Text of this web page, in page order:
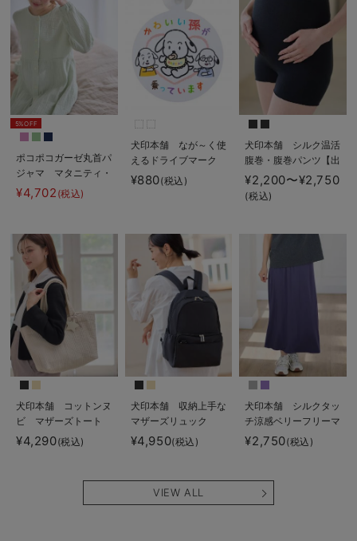
5%OFF
ポコポコガーゼ丸首パ
ジャマ マタニティ・
授乳パジャマ【産後も
長く着れる】
ルシ）
¥4,702 (税込)
犬印本舗 なが～く使
えるドライブマーク
¥880(税込)
犬印本舗 シルク温活
腹巻・腹巻パンツ【出
産後も長く使える】
¥2,200〜¥2,750
(税込)
犬印本舗 コットンヌ
ビ マザーズトート
ポーチ付
¥4,290(税込)
犬印本舗 収納上手な
マザーズリュック
¥4,950(税込)
犬印本舗 シルクタッ
チ涼感ベリーフリーマ
キシスカート マタニ
ティ・産後【出産後も
¥2,750(税込)
VIEW ALL